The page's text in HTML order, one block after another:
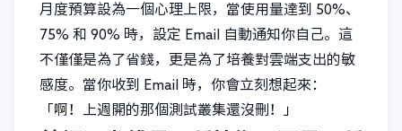
月度預算設為一個心理上限，當使用量達到 50%、
75% 和 90% 時，設定 Email 自動通知你自己。這
不僅僅是為了省錢，更是為了培養對雲端支出的敏
感度。當你收到 Email 時，你會立刻想起來：
「啊！上週開的那個測試叢集還沒刪！」